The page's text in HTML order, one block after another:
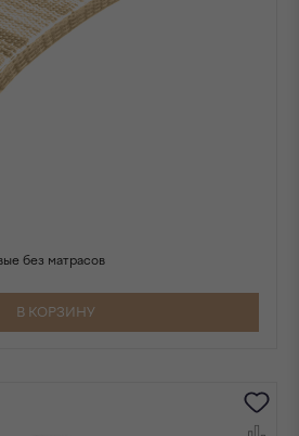
без матрасов
В КОРЗИНУ